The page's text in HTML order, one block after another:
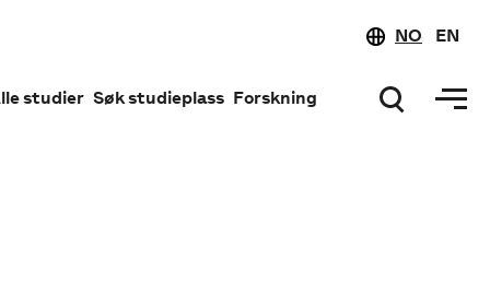
NO EN
studier Søk studieplass Forskning